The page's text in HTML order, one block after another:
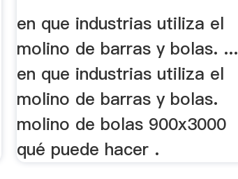
en que industrias utiliza el
molino de barras y bolas. ...
en que industrias utiliza el
molino de barras y bolas.
molino de bolas 900x3000
qué puede hacer .